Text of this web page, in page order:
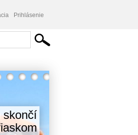
Prihlásenie
skončí